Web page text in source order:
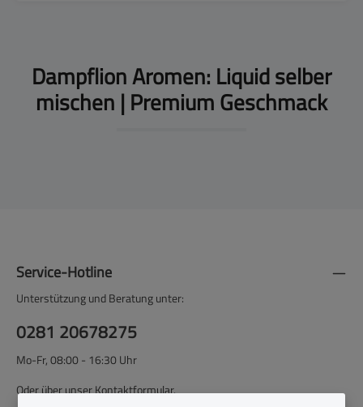
Dampflion Aromen: Liquid selber
mischen | Premium Geschmack
Service-Hotline
Unterstützung und Beratung unter:
0281 20678275
Mo-Fr, 08:00 - 16:30 Uhr
Oder über unserKontaktformular.